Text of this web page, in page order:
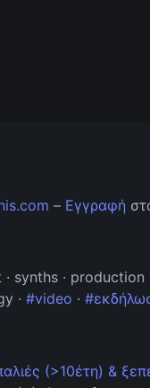
– Εγγραφή
· synths ·
· #video ·
(>10έτη) &